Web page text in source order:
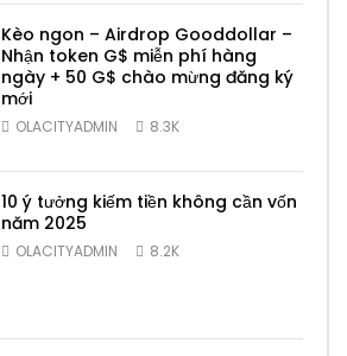
Kèo ngon – Airdrop Gooddollar –
Nhận token G$ miễn phí hàng
ngày + 50 G$ chào mừng đăng ký
mới
OLACITYADMIN 8.3K
10 ý tưởng kiếm tiền không cần vốn
năm 2025
OLACITYADMIN 8.2K